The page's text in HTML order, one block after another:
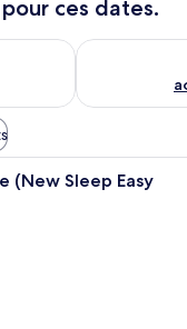
ces dates.
soir août 6 - août 7
Vérifier la
lit avec une literie et des
(New Sleep Easy